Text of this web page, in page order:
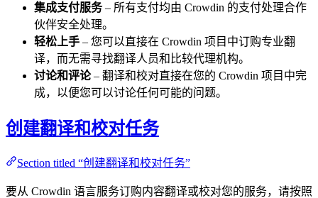
集成支付服务– 所有支付均由 Crowdin 的支付处理合作
伙伴安全处理。
轻松上手 – 您可以直接在 Crowdin 项目中订购专业翻
译，而无需寻找翻译人员和比较代理机构。
讨论和评论– 翻译和校对直接在您的 Crowdin 项目中完
成，以便您可以讨论任何可能的问题。
创建翻译和校对任务
Section titled “创建翻译和校对任务”
要从 Crowdin 语言服务订购内容翻译或校对您的服务，请按照